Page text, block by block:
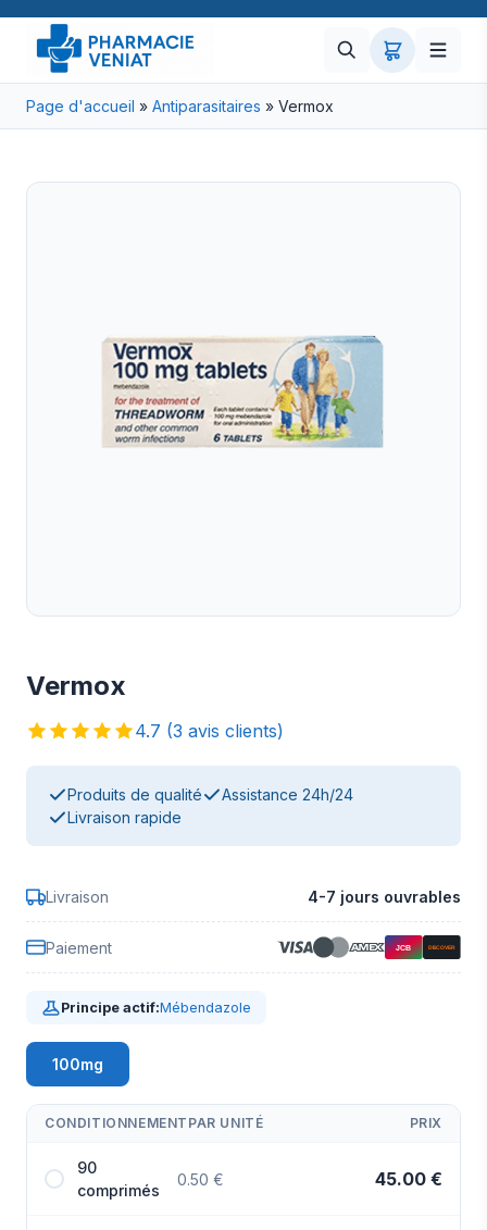
Page d'accueil » Antiparasitaires » Vermox
Vermox
4.7 (3 avis clients)
Produits de qualité
Assistance 24h/24
Livraison rapide
Livraison 4-7 jours ouvrables
Paiement
Principe actif:Mébendazole
100mg
CONDITIONNEMENT PAR UNITÉ PRIX
90
comprimés
0.50 € 45.00 €